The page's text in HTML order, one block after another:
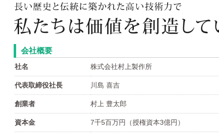
会社概要
社名 株式会社村上製作所
代表取締役社長 川島 喜吉
創業者 村上 豊太郎
資本金 7千5百万円（授権資本3億円）